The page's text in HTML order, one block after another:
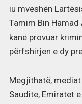
iu mveshën
Tamim Bin
kanë provuar
përfshirjen e dy
Megjithatë,
Saudite, Emiratet